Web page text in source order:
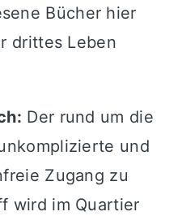
Bücher hier
drittes Leben
Der rund um die
und
Zugang zu
wird im Quartier